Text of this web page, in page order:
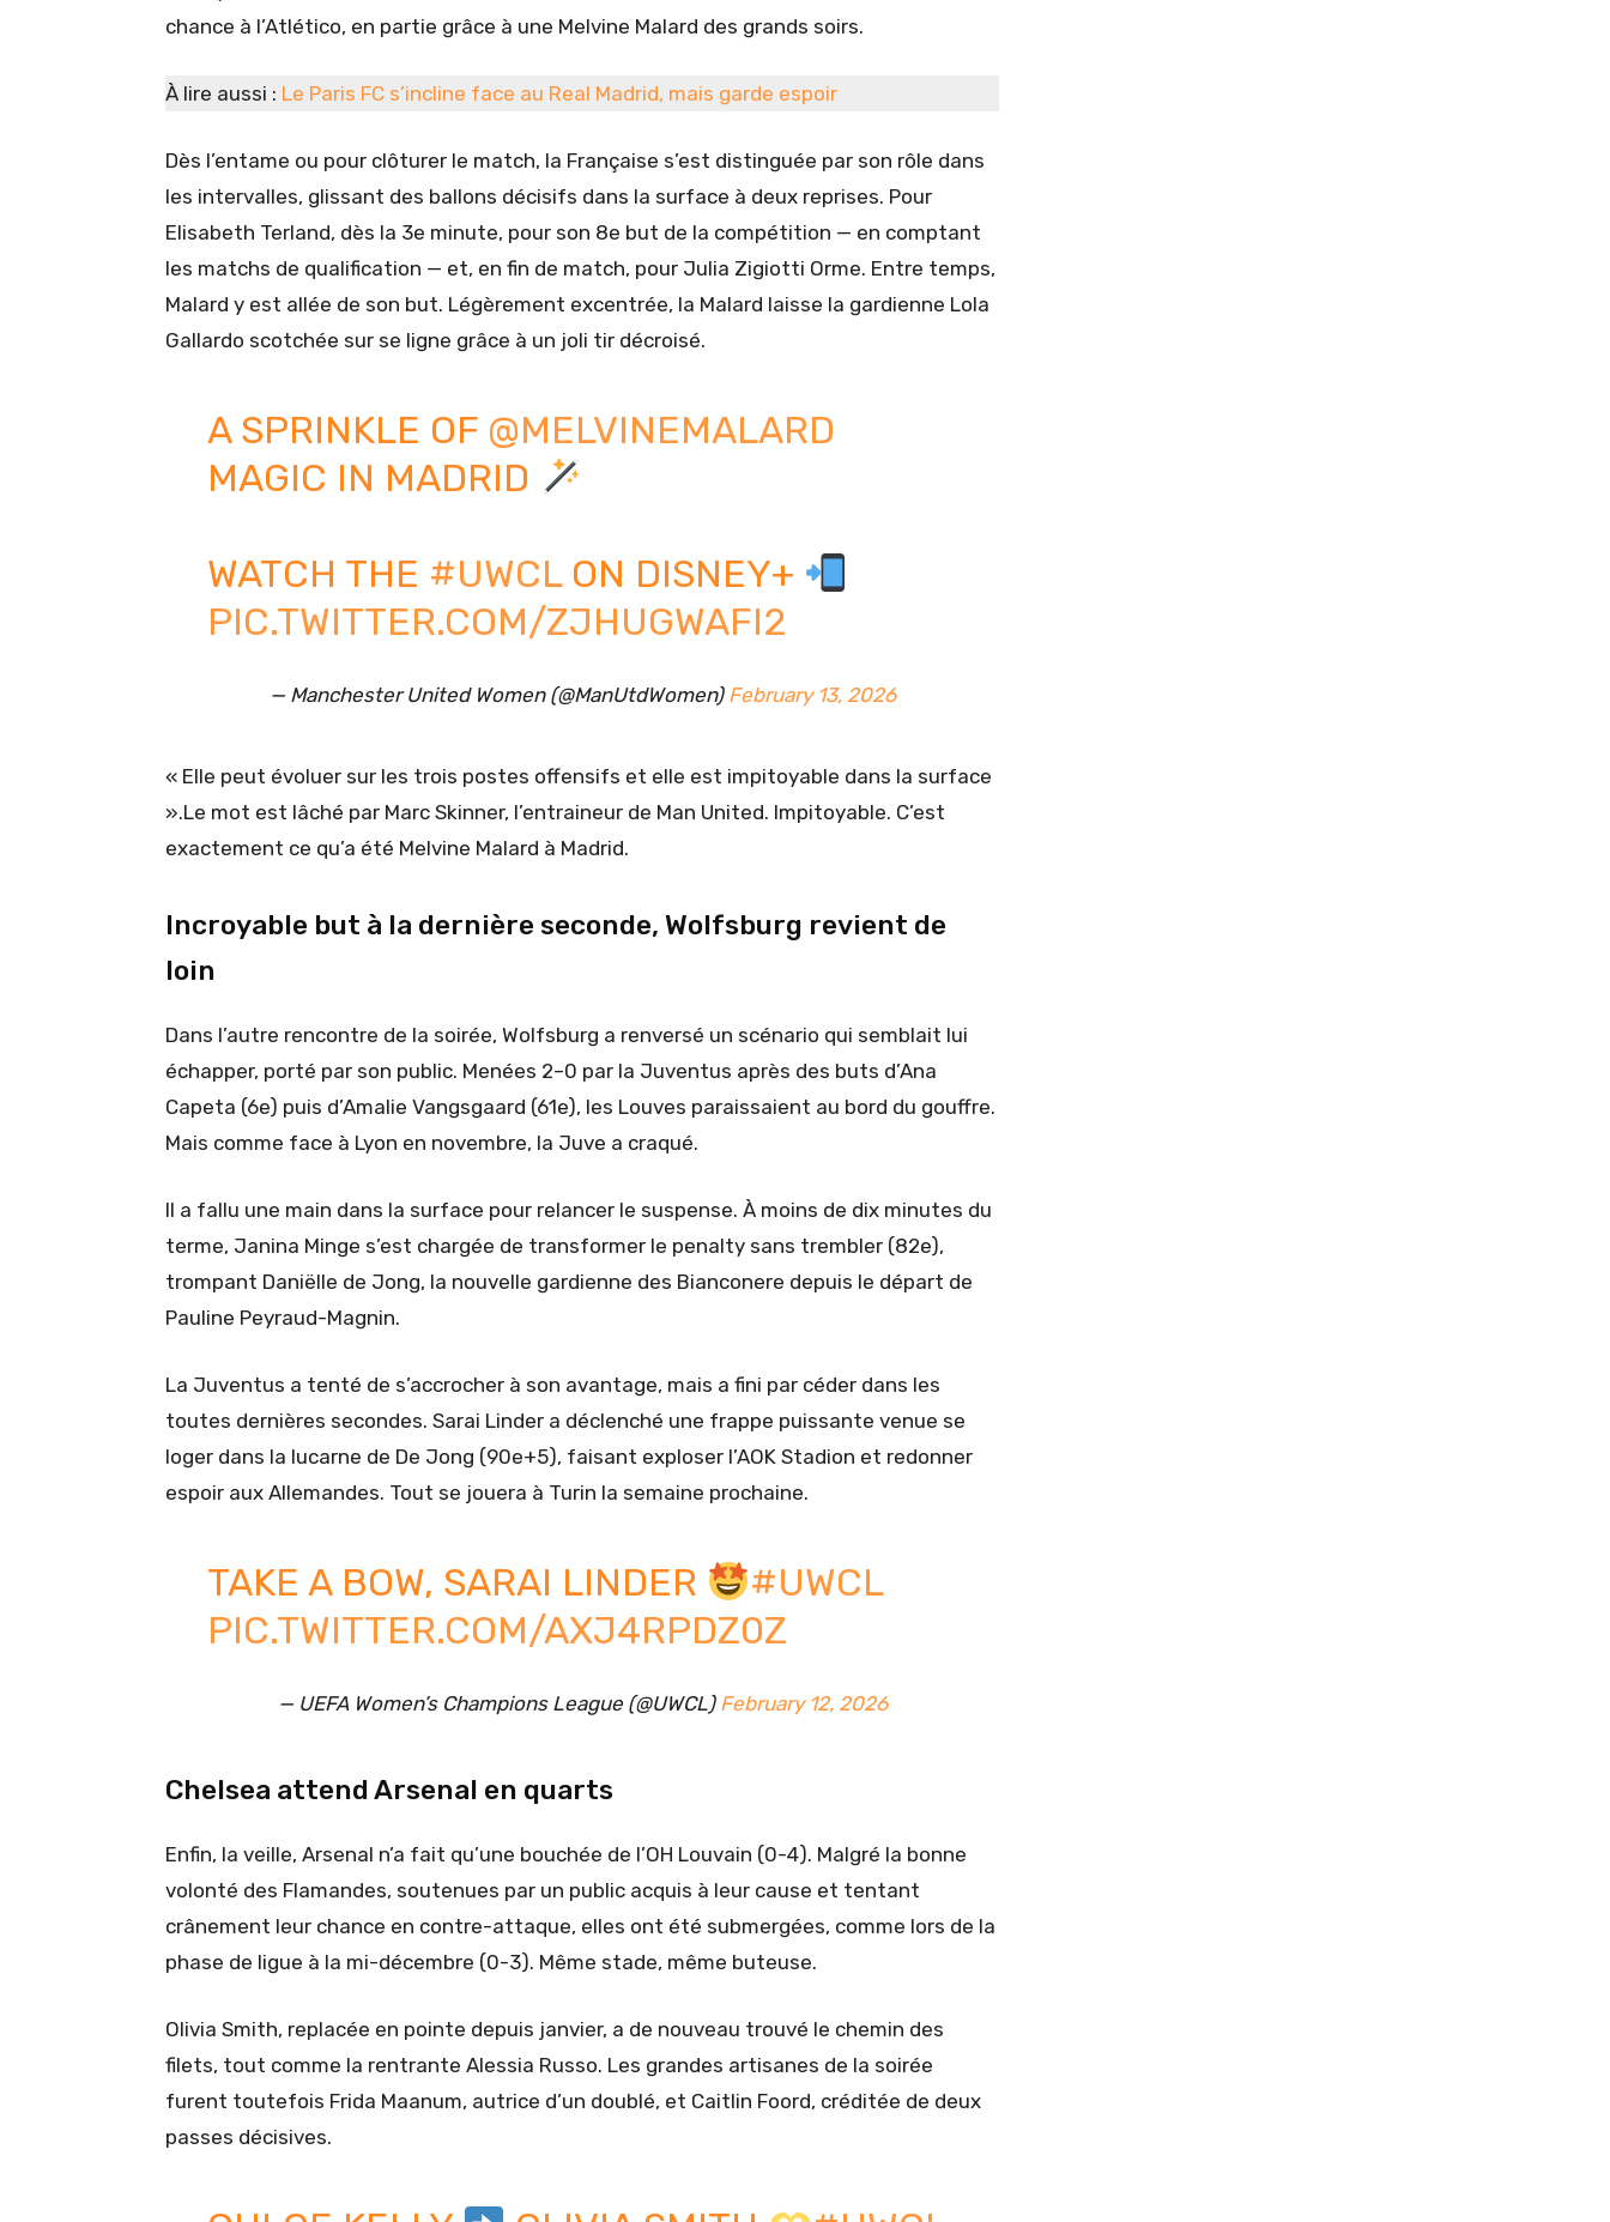
chance à l’Atlético, en partie grâce à une Melvine Malard des grands soirs.
À lire aussi : Le Paris FC s’incline face au Real Madrid, mais garde espoir
Dès l’entame ou pour clôturer le match, la Française s’est distinguée par son rôle dans
les intervalles, glissant des ballons décisifs dans la surface à deux reprises. Pour
Elisabeth Terland, dès la 3e minute, pour son 8e but de la compétition — en comptant
les matchs de qualification — et, en fin de match, pour Julia Zigiotti Orme. Entre temps,
Malard y est allée de son but. Légèrement excentrée, la Malard laisse la gardienne Lola
Gallardo scotchée sur se ligne grâce à un joli tir décroisé.
A SPRINKLE OF @MELVINEMALARD
MAGIC IN MADRID
WATCH THE #UWCLON DISNEY+
PIC.TWITTER.COM/ZJHUGWAFI2
— Manchester United Women (@ManUtdWomen) February 13, 2026
« Elle peut évoluer sur les trois postes offensifs et elle est impitoyable dans la surface
».Le mot est lâché par Marc Skinner, l’entraineur de Man United. Impitoyable. C’est
exactement ce qu’a été Melvine Malard à Madrid.
Incroyable but à la dernière seconde, Wolfsburg revient de
loin
Dans l’autre rencontre de la soirée, Wolfsburg a renversé un scénario qui semblait lui
échapper, porté par son public. Menées 2–0 par la Juventus après des buts d’Ana
Capeta (6e) puis d’Amalie Vangsgaard (61e), les Louves paraissaient au bord du gouffre.
Mais comme face à Lyon en novembre, la Juve a craqué.
Il a fallu une main dans la surface pour relancer le suspense. À moins de dix minutes du
terme, Janina Minge s’est chargée de transformer le penalty sans trembler (82e),
trompant Daniëlle de Jong, la nouvelle gardienne des Bianconere depuis le départ de
Pauline Peyraud-Magnin.
La Juventus a tenté de s’accrocher à son avantage, mais a fini par céder dans les
toutes dernières secondes. Sarai Linder a déclenché une frappe puissante venue se
loger dans la lucarne de De Jong (90e+5), faisant exploser l’AOK Stadion et redonner
espoir aux Allemandes. Tout se jouera à Turin la semaine prochaine.
TAKE A BOW, SARAI LINDER
#UWCL
PIC.TWITTER.COM/AXJ4RPDZ0Z
— UEFA Women’s Champions League (@UWCL) February 12, 2026
Chelsea attend Arsenal en quarts
Enfin, la veille, Arsenal n’a fait qu’une bouchée de l’OH Louvain (0-4). Malgré la bonne
volonté des Flamandes, soutenues par un public acquis à leur cause et tentant
crânement leur chance en contre-attaque, elles ont été submergées, comme lors de la
phase de ligue à la mi-décembre (0-3). Même stade, même buteuse.
Olivia Smith, replacée en pointe depuis janvier, a de nouveau trouvé le chemin des
filets, tout comme la rentrante Alessia Russo. Les grandes artisanes de la soirée
furent toutefois Frida Maanum, autrice d’un doublé, et Caitlin Foord, créditée de deux
passes décisives.